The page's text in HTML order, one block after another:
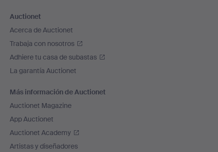
Auctionet
Acerca de Auctionet
Trabaja con nosotros
Adhiere tu casa de subastas
La garantía Auctionet
Más información de Auctionet
Auctionet Magazine
App Auctionet
Auctionet Academy
Artistas y diseñadores